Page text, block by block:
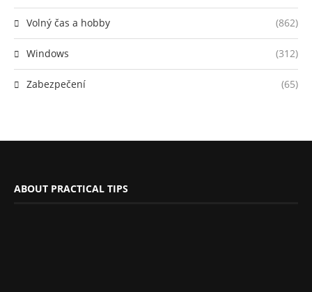
Volný čas a hobby (862)
Windows (312)
Zabezpečení (65)
ABOUT PRACTICAL TIPS